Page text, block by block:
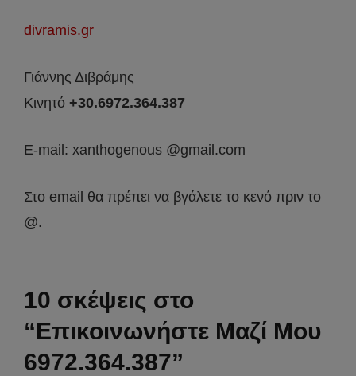
divramis.gr
Γιάννης Διβράμης
Κινητό +30.6972.364.387
E-mail: xanthogenous @gmail.com
Στο email θα πρέπει να βγάλετε το κενό πριν το
@.
10 σκέψεις στο
“Επικοινωνήστε Μαζί Μου
6972.364.387”